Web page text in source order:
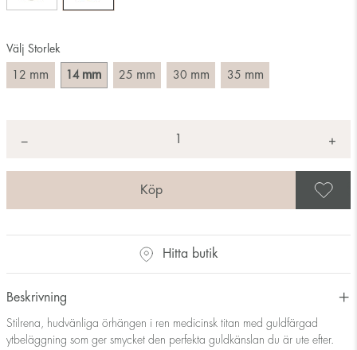
Välj Storlek
12 mm 14 mm 25 mm 30 mm 35 mm
− +
Hitta butik
Beskrivning
Stilrena, hudvänliga örhängen i ren medicinsk titan med guldfärgad
ytbeläggning som ger smycket den perfekta guldkänslan du är ute efter.